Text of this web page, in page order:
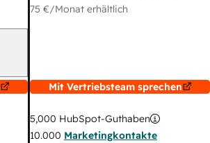
75 €/Monat erhältlich
Mit Vertriebsteam sprechen
5,000 HubSpot-Guthaben
10.000 Marketingkontakte